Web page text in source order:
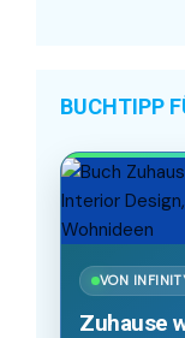
BUCHTIPP
VON
Zuhause